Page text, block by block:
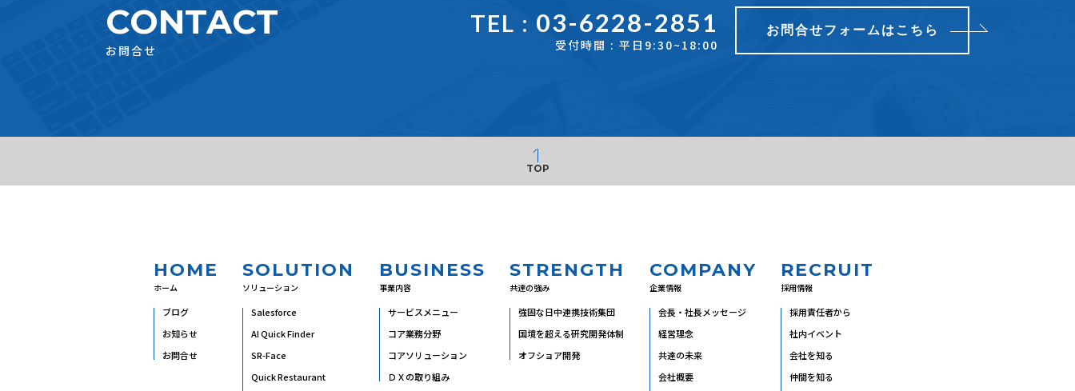
CONTACT
お問合せ
TEL : 03-6228-2851
受付時間 : 平日9:30~18:00
お問合せフォームはこちら
TOP
HOME
ホーム
ブログ
お知らせ
お問合せ
SOLUTION
ソリューション
Salesforce
AI Quick Finder
SR-Face
Quick Restaurant
BUSINESS
事業内容
サービスメニュー
コア業務分野
コアソリューション
ＤＸの取り組み
STRENGTH
共達の強み
強固な日中連携技術集団
国境を超える研究開発体制
オフショア開発
COMPANY
企業情報
会長・社長メッセージ
経営理念
共達の未来
会社概要
RECRUIT
採用情報
採用責任者から
社内イベント
会社を知る
仲間を知る